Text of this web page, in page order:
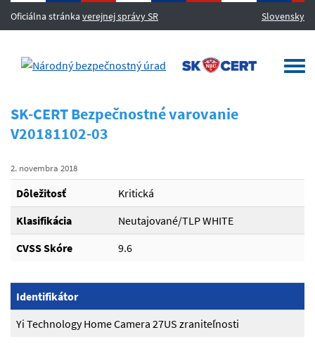
Oficiálna stránka verejnej správy SR Slovensky
MENU
SK-CERT Bezpečnostné varovanie
V20181102-03
2. novembra 2018
Dôležitosť
Kritická
Klasifikácia
Neutajované/TLP WHITE
CVSS Skóre
9.6
Identifikátor
Yi Technology Home Camera 27US zraniteľnosti